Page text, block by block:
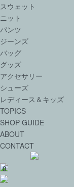
スウェット
ニット
パンツ
ジーンズ
バッグ
グッズ
アクセサリー
シューズ
レディース＆キッズ
TOPICS
SHOP GUIDE
ABOUT
CONTACT
0